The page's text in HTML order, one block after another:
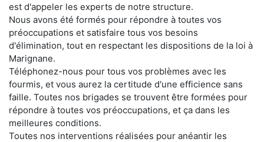
est d'appeler les experts de notre structure.
Nous avons été formés pour répondre à toutes vos
préoccupations et satisfaire tous vos besoins
d'élimination, tout en respectant les dispositions de la loi à
Marignane.
Téléphonez-nous pour tous vos problèmes avec les
fourmis, et vous aurez la certitude d'une efficience sans
faille. Toutes nos brigades se trouvent être formées pour
répondre à toutes vos préoccupations, et ça dans les
meilleures conditions.
Toutes nos interventions réalisées pour anéantir les